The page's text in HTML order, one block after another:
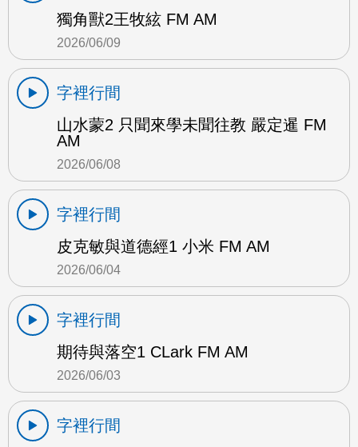
獨角獸2王牧絃 FM AM
2026/06/09
字裡行間
山水蒙2 只聞來學未聞往教 嚴定暹 FM
AM
2026/06/08
字裡行間
皮克敏與道德經1 小米 FM AM
2026/06/04
字裡行間
期待與落空1 CLark FM AM
2026/06/03
字裡行間